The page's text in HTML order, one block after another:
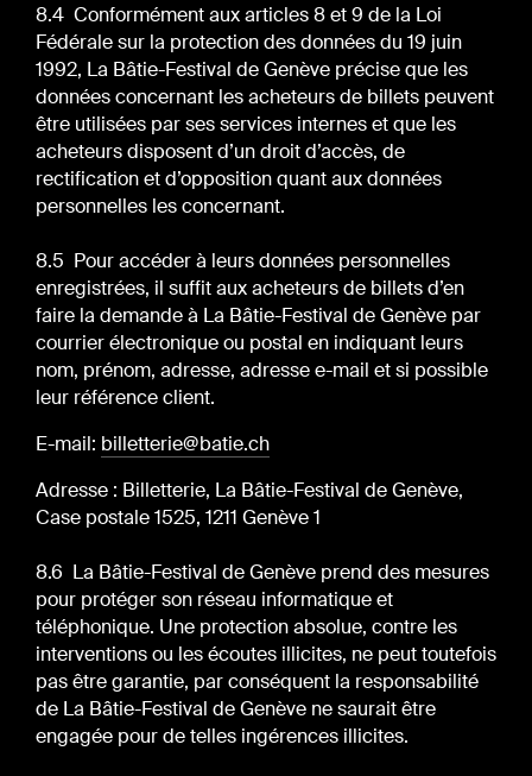
8.4 Conformément aux articles 8 et 9 de la Loi
Fédérale sur la protection des données du 19 juin
1992, La Bâtie-Festival de Genève précise que les
données concernant les acheteurs de billets peuvent
être utilisées par ses services internes et que les
acheteurs disposent d’un droit d’accès, de
rectification et d’opposition quant aux données
personnelles les concernant.
8.5 Pour accéder à leurs données personnelles
enregistrées, il suffit aux acheteurs de billets d’en
faire la demande à La Bâtie-Festival de Genève par
courrier électronique ou postal en indiquant leurs
nom, prénom, adresse, adresse e-mail et si possible
leur référence client.
E-mail: billetterie@batie.ch
Adresse : Billetterie, La Bâtie-Festival de Genève,
Case postale 1525, 1211 Genève 1
8.6 La Bâtie-Festival de Genève prend des mesures
pour protéger son réseau informatique et
téléphonique. Une protection absolue, contre les
interventions ou les écoutes illicites, ne peut toutefois
pas être garantie, par conséquent la responsabilité
de La Bâtie-Festival de Genève ne saurait être
engagée pour de telles ingérences illicites.